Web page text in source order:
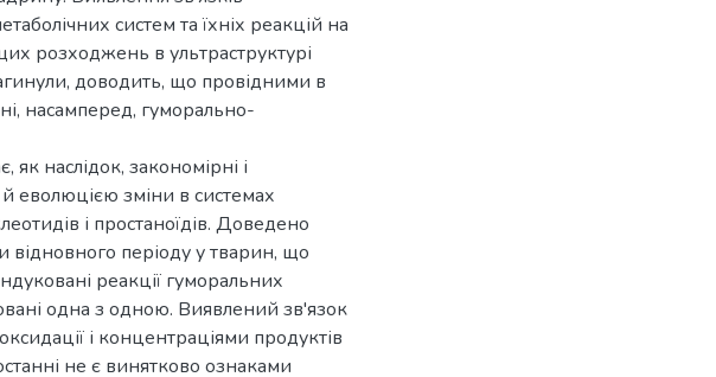
систем та їхніх реакцій на
розходжень в ультраструктурі
доводить, що провідними в
насамперед, гуморально-
наслідок, закономірні і
еволюцією зміни в системах
і простаноїдів. Доведено
відновного періоду у тварин, що
реакції гуморальних
одна з одною. Виявлений зв'язок
і концентраціями продуктів
не є винятково ознаками